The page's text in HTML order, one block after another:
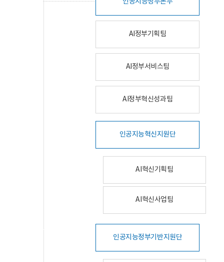
AI정부기획팀
AI정부서비스팀
AI정부혁신성과팀
인공지능혁신지원단
AI혁신기획팀
AI혁신사업팀
인공지능정부기반지원단